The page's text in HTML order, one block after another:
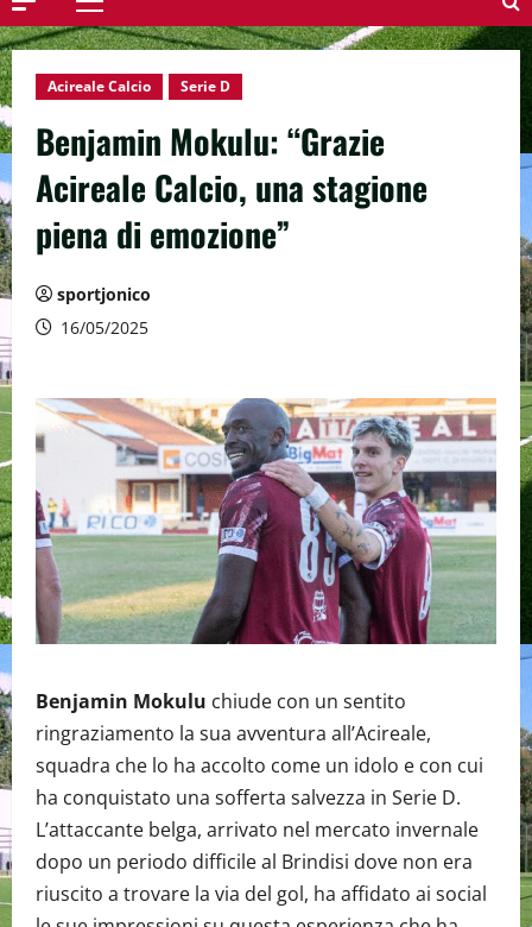
Menu
principale
Acireale Calcio Serie D
Benjamin Mokulu: “Grazie
Acireale Calcio, una stagione
piena di emozione”
sportjonico
16/05/2025
Benjamin Mokulu chiude con un sentito
ringraziamento la sua avventura all’Acireale,
squadra che lo ha accolto come un idolo e con cui
ha conquistato una sofferta salvezza in Serie D.
L’attaccante belga, arrivato nel mercato invernale
dopo un periodo difficile al Brindisi dove non era
riuscito a trovare la via del gol, ha affidato ai social